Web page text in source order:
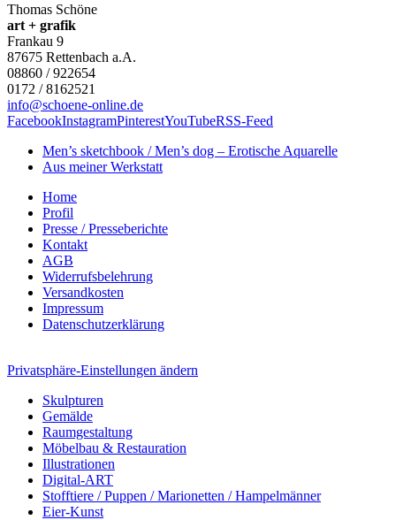
Thomas Schöne
art + grafik
Frankau 9
87675 Rettenbach a.A.
08860 / 922654
0172 / 8162521
info@schoene-online.de
FacebookInstagramPinterestYouTubeRSS-Feed
Men’s sketchbook / Men’s dog – Erotische Aquarelle
Aus meiner Werkstatt
Home
Profil
Presse / Presseberichte
Kontakt
AGB
Widerrufsbelehrung
Versandkosten
Impressum
Datenschutzerklärung
Privatsphäre-Einstellungen ändern
Skulpturen
Gemälde
Raumgestaltung
Möbelbau & Restauration
Illustrationen
Digital-ART
Stofftiere / Puppen / Marionetten / Hampelmänner
Eier-Kunst